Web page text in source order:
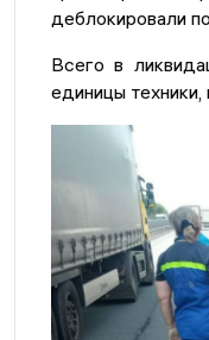
деблокировали
Всего в
единицы